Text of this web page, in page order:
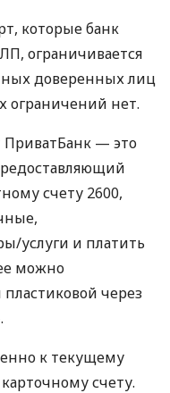
которые банк
ограничивается
доверенных лиц
ограничений нет.
ПриватБанк — это
счету 2600,
услуги и платить
можно
через
к текущему
счету.